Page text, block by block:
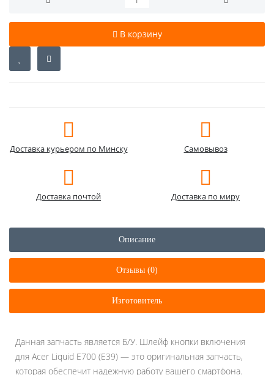
В корзину
Доставка курьером по Минску Самовывоз
Доставка почтой Доставка по миру
Описание
Отзывы (0)
Изготовитель
Данная запчасть является Б/У. Шлейф кнопки включения
для Acer Liquid E700 (E39) — это оригинальная запчасть,
которая обеспечит надежную работу вашего смартфона.